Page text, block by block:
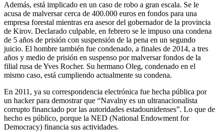
Además, está implicado en un caso de robo a gran escala. Se le
acusa de malversar cerca de 400.000 euros en fondos para una
empresa forestal mientras era asesor del gobernador de la provincia
de Kirov. Declarado culpable, en febrero se le impuso una condena
de 5 años de prisión con suspensión de la pena en un segundo
juicio. El hombre también fue condenado, a finales de 2014, a tres
años y medio de prisión en suspenso por malversar fondos de la
filial rusa de Yves Rocher. Su hermano Oleg, condenado en el
mismo caso, está cumpliendo actualmente su condena.
En 2011, ya su correspondencia electrónica fue hecha pública por
un hacker para demostrar que “Navalny es un ultranacionalista
corrupto financiado por las autoridades estadounidenses”. Lo que de
hecho es público, porque la NED (National Endowment for
Democracy) financia sus actividades.